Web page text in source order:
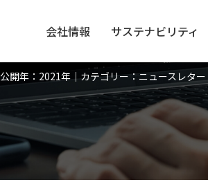
会社情報 サステナビリティ
公開年：2021年｜カテゴリー：ニュースレタ